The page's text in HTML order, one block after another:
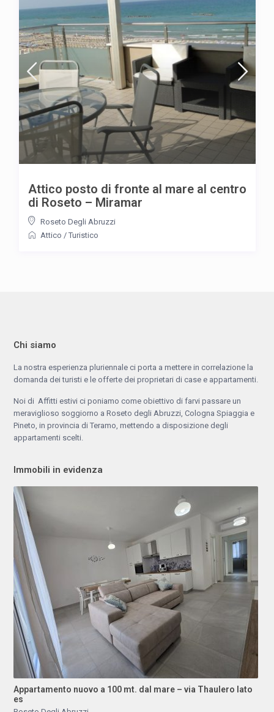
Attico posto di fronte al mare al centro
di Roseto – Miramar
Roseto Degli Abruzzi
Attico / Turistico
Chi siamo
La nostra esperienza pluriennale ci porta a mettere in correlazione la
domanda dei turisti e le offerte dei proprietari di case e appartamenti.
Noi di Affitti estivi ci poniamo come obiettivo di farvi passare un
meraviglioso soggiorno a Roseto degli Abruzzi, Cologna Spiaggia e
Pineto, in provincia di Teramo, mettendo a disposizione degli
appartamenti scelti.
Immobili in evidenza
Appartamento nuovo a 100 mt. dal mare – via Thaulero lato
es